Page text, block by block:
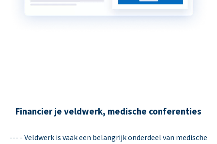
Financier je veldwerk, medische conferenties
--- - Veldwerk is vaak een belangrijk onderdeel van medische